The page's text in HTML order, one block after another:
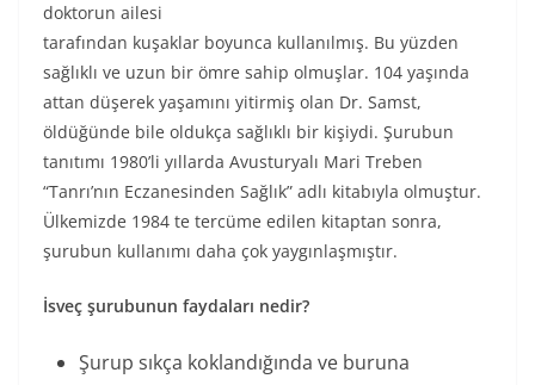
doktorun ailesi
tarafından kuşaklar boyunca kullanılmış. Bu yüzden
sağlıklı ve uzun bir ömre sahip olmuşlar. 104 yaşında
attan düşerek yaşamını yitirmiş olan Dr. Samst,
öldüğünde bile oldukça sağlıklı bir kişiydi. Şurubun
tanıtımı 1980’li yıllarda Avusturyalı Mari Treben
“Tanrı’nın Eczanesinden Sağlık” adlı kitabıyla olmuştur.
Ülkemizde 1984 te tercüme edilen kitaptan sonra,
şurubun kullanımı daha çok yaygınlaşmıştır.
İsveç şurubunun faydaları nedir?
Şurup sıkça koklandığında ve buruna